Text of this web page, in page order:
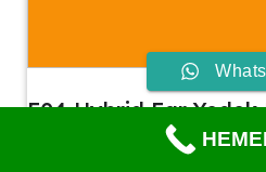
F04 Hybrid Far Yedek
F04 Hybrid Far Yedek Parça